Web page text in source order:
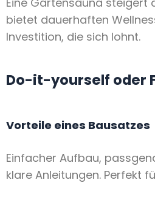
bietet dauerhaften
Investition, die sich lohnt.
Do-it-yourself oder
Vorteile eines Bausatzes
Einfacher Aufbau,
klare Anleitungen. Perfekt